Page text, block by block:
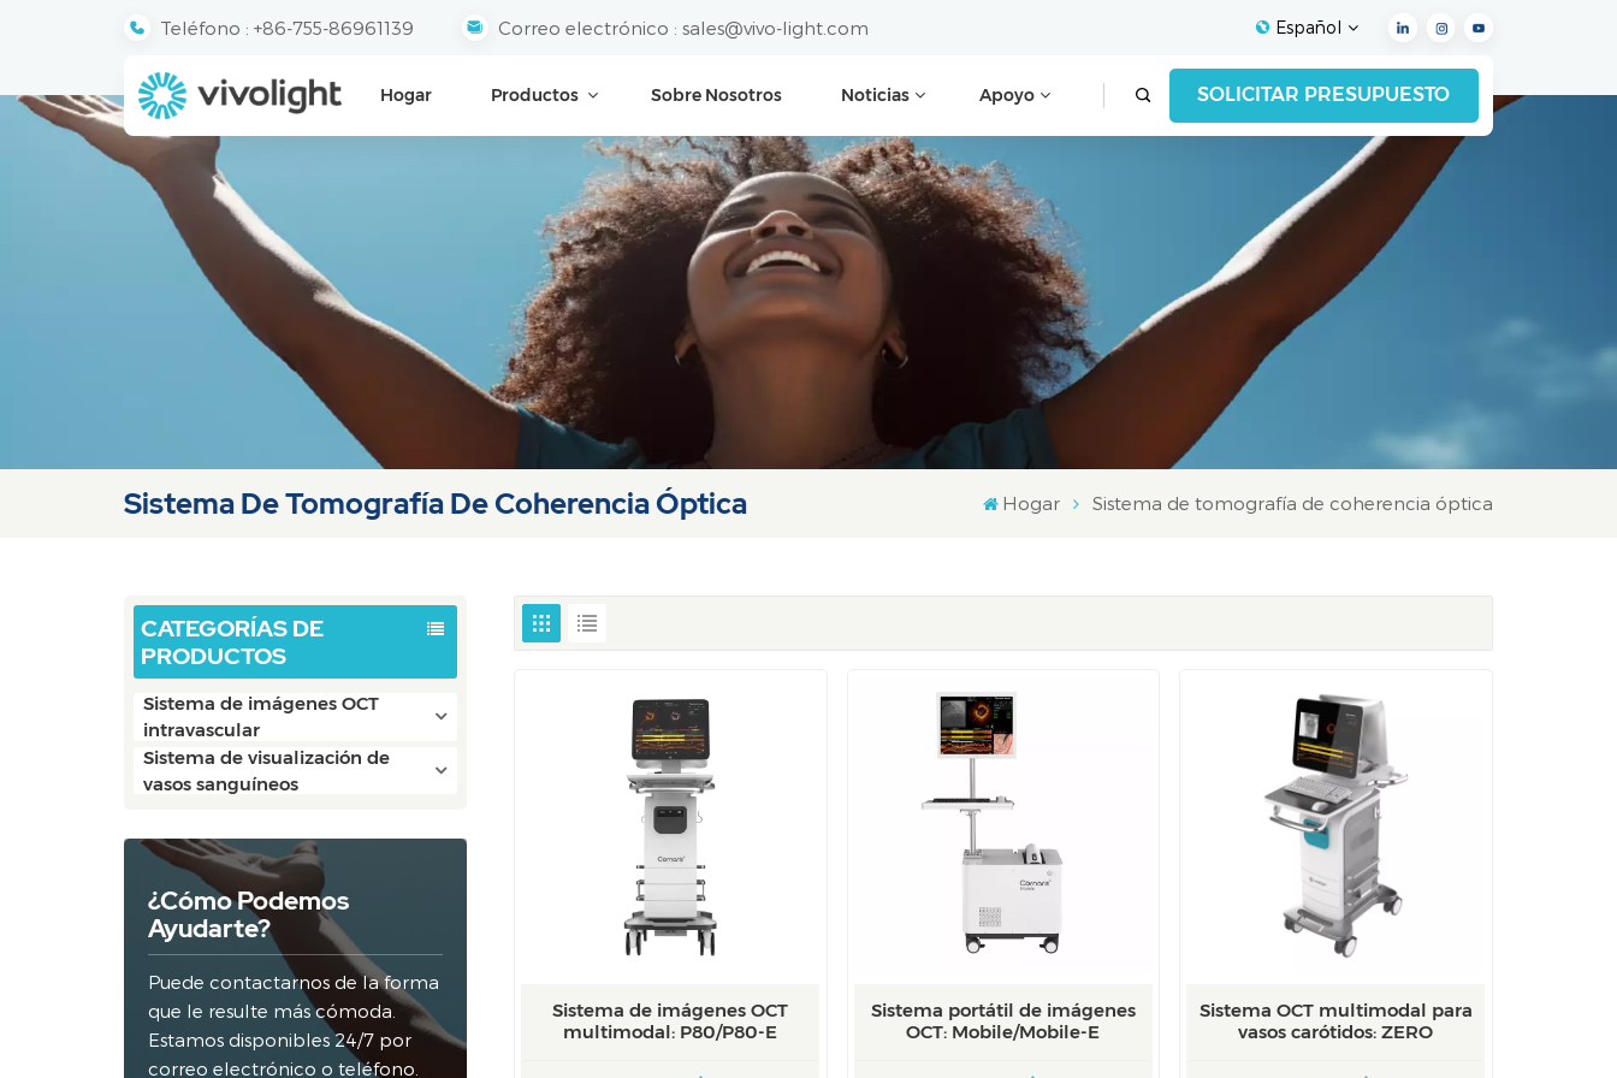
Teléfono : +86-755-86961139 Correo electrónico : sales@vivo-light.com Español
English
Español
Italiano
العربية
Hogar Productos Sobre Nosotros Noticias Apoyo SOLICITAR PRESUPUESTO
Sistema De Tomografía De Coherencia Óptica Hogar Sistema de tomografía de coherencia óptica
CATEGORÍAS DE
PRODUCTOS
Sistema de imágenes OCT
intravascular
Sistema de visualización de
vasos sanguíneos
¿Cómo Podemos
Ayudarte?
Puede contactarnos de la forma
que le resulte más cómoda.
Estamos disponibles 24/7 por
correo electrónico o teléfono.
Sistema de imágenes OCT
multimodal: P80/P80-E
Sistema portátil de imágenes
OCT: Mobile/Mobile-E
Sistema OCT multimodal para
vasos carótidos: ZERO